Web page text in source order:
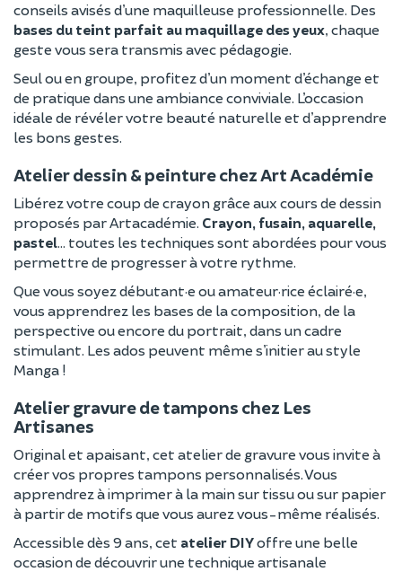
conseils avisés d’une maquilleuse professionnelle. Des
bases du teint parfait au maquillage des yeux, chaque
geste vous sera transmis avec pédagogie.
Seul ou en groupe, profitez d’un moment d’échange et
de pratique dans une ambiance conviviale. L’occasion
idéale de révéler votre beauté naturelle et d’apprendre
les bons gestes.
Atelier dessin & peinture chez Art Académie
Libérez votre coup de crayon grâce aux cours de dessin
proposés par Artacadémie. Crayon, fusain, aquarelle,
pastel… toutes les techniques sont abordées pour vous
permettre de progresser à votre rythme.
Que vous soyez débutant·e ou amateur·rice éclairé·e,
vous apprendrez les bases de la composition, de la
perspective ou encore du portrait, dans un cadre
stimulant. Les ados peuvent même s’initier au style
Manga !
Atelier gravure de tampons chez Les
Artisanes
Original et apaisant, cet atelier de gravure vous invite à
créer vos propres tampons personnalisés. Vous
apprendrez à imprimer à la main sur tissu ou sur papier
à partir de motifs que vous aurez vous-même réalisés.
Accessible dès 9 ans, cet atelier DIYoffre une belle
occasion de découvrir une technique artisanale